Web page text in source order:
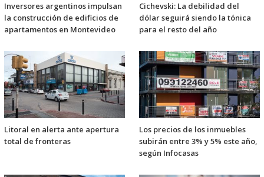
Inversores argentinos impulsan
la construcción de edificios de
apartamentos en Montevideo
Cichevski: La debilidad del
dólar seguirá siendo la tónica
para el resto del año
Litoral en alerta ante apertura
total de fronteras
Los precios de los inmuebles
subirán entre 3% y 5% este año,
según Infocasas